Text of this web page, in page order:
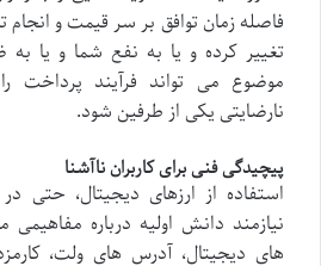
فاصله زمان توافق بر سر قیمت و انجام
تغییر کرده و یا به نفع شما و یا
موضوع می تواند فرآیند پرداخت
نارضایتی یکی از طرفین شود.
پیچیدگی فنی برای کاربران ناآشنا
استفاده از ارزهای دیجیتال، حتی
نیازمند دانش اولیه درباره
های دیجیتال، آدرس های ولت،